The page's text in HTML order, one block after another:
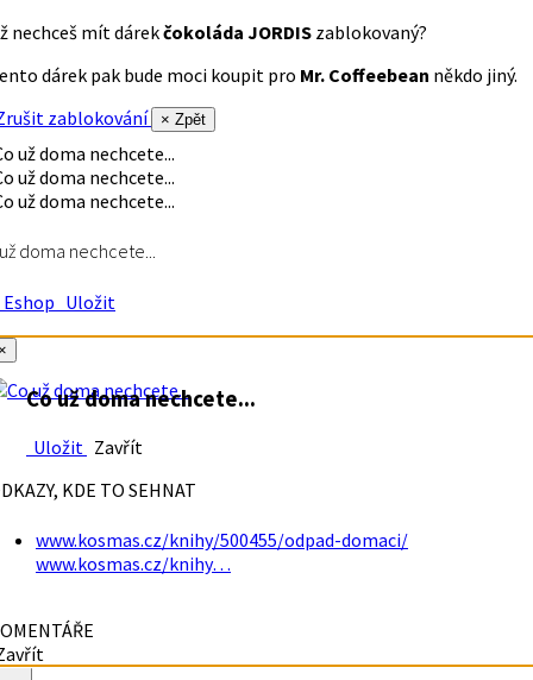
nechceš mít dárekčokoláda JORDIS zablokovaný?
dárek pak bude moci koupit pro Mr. Coffeebean někdo jiný.
zablokování
× Zpět
doma nechcete...
Uložit
Co už doma nechcete...
Uložit Zavřít
KDE TO SEHNAT
www.kosmas.cz/knihy/500455/odpad-domaci/
www.kosmas.cz/knihy…